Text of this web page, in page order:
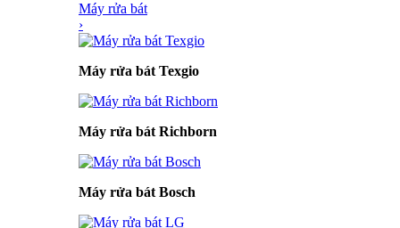
Máy rửa bát
›
Máy rửa bát Texgio
Máy rửa bát Richborn
Máy rửa bát Bosch